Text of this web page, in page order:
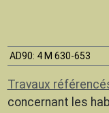
AD90: 4 M 630-653
Travaux
concernant les